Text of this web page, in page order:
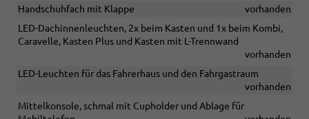
Handschuhfach mit Klappe
vorhanden
LED-Dachinnenleuchten, 2x beim Kasten und 1x beim Kombi,
Caravelle, Kasten Plus und Kasten mit L-Trennwand
vorhanden
LED-Leuchten für das Fahrerhaus und den Fahrgastraum
vorhanden
Mittelkonsole, schmal mit Cupholder und Ablage für